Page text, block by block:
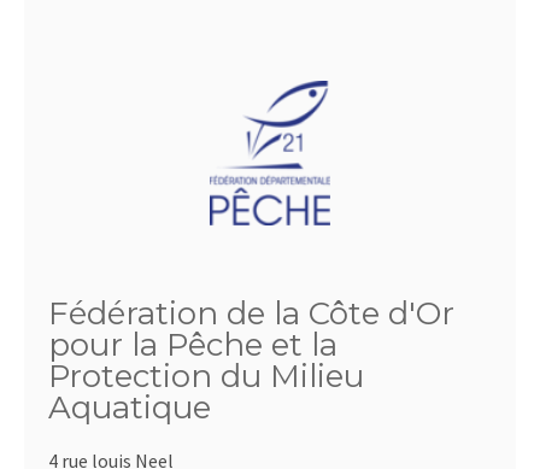
Fédération de la Côte d'Or
pour la Pêche et la
Protection du Milieu
Aquatique
4 rue louis Neel